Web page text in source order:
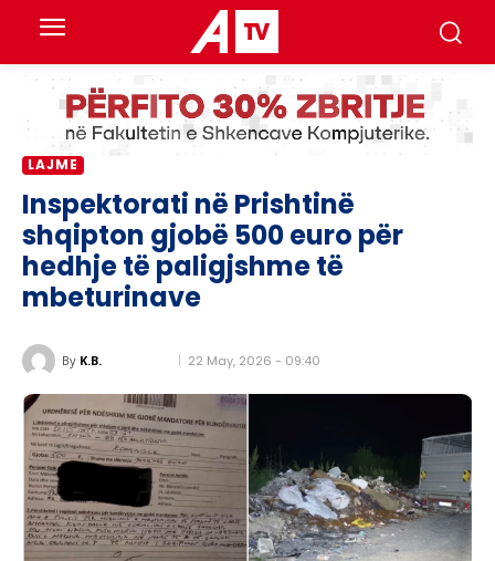
LAJME
​​Inspektorati në Prishtinë
shqipton gjobë 500 euro për
hedhje të paligjshme të
mbeturinave
By K.B. 22 May, 2026 - 09:40